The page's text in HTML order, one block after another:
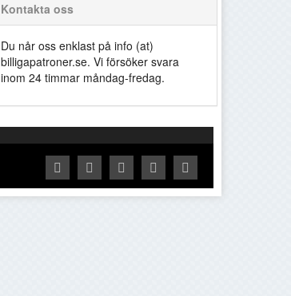
Kontakta oss
Du når oss enklast på info (at)
billigapatroner.se. Vi försöker svara
inom 24 timmar måndag-fredag.